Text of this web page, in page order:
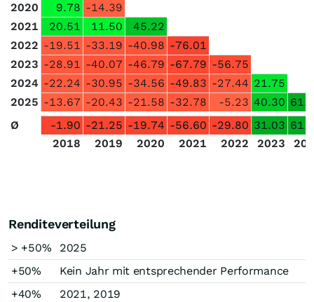
2020
9.78 -14.39
2021
20.51 11.50
45.22
2022 -19.51 -33.19 -40.98 -76.01
2023 -28.91 -40.07 -46.79 -67.79 -56.75
2024 -22.24 -30.95 -34.56 -49.83 -27.44 21.75
2025 -13.67 -20.43 -21.58 -32.78 -5.23 40.30
Ø
-1.90 -21.25 -19.74 -56.60 -29.80 31.03
2018
2019 2020 2021 2022 2023
Renditeverteilung
> +50%
2025
+50%
Kein Jahr mit entsprechender Performance
+40%
2021, 2019